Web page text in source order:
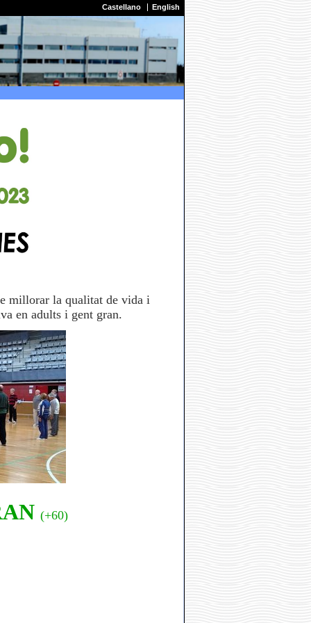
Castellano English
millorar la qualitat de vida i
en adults i gent gran.
(+60)